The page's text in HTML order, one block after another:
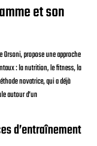
et son
Orsoni, propose une approche
: la nutrition, le fitness, la
novatrice, qui a déjà
autour d’un
d’entraînement